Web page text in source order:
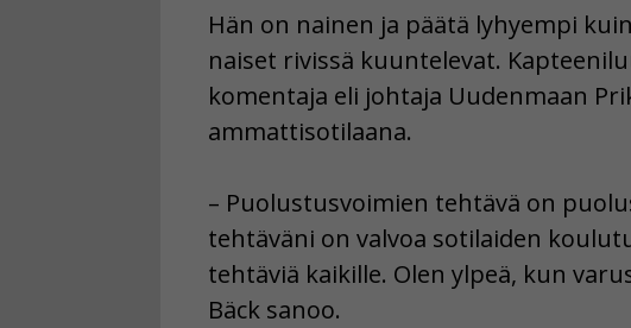
Hän on nainen ja päätä lyhyempi
naiset rivissä kuuntelevat.
komentaja eli johtaja Uudenmaan
ammattisotilaana.
– Puolustusvoimien tehtävä on
tehtäväni on valvoa sotilaiden
tehtäviä kaikille. Olen ylpeä, kun
Bäck sanoo.